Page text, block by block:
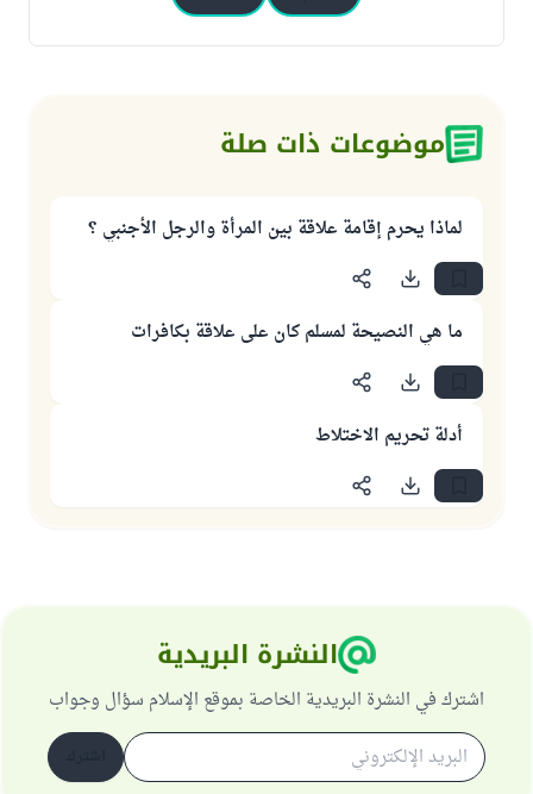
موضوعات ذات صلة
لماذا يحرم إقامة علاقة بين المرأة والرجل الأجنبي ؟
ما هي النصيحة لمسلم كان على علاقة بكافرات
أدلة تحريم الاختلاط
النشرة البريدية
اشترك في النشرة البريدية الخاصة بموقع الإسلام سؤال وجواب